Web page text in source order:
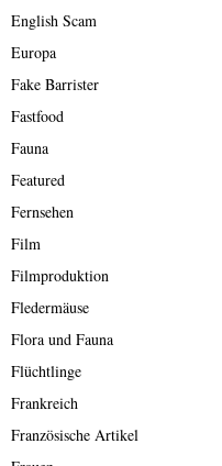
English Scam
Europa
Fake Barrister
Fastfood
Fauna
Featured
Fernsehen
Film
Filmproduktion
Fledermäuse
Flora und Fauna
Flüchtlinge
Frankreich
Französische Artikel